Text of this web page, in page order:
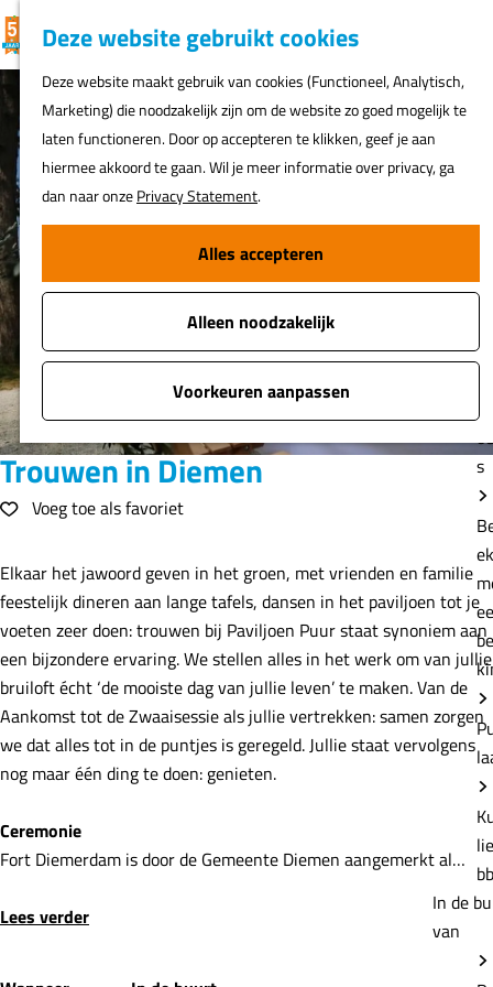
Deze website gebruikt cookies
Deze website maakt gebruik van cookies (Functioneel, Analytisch,
Marketing) die noodzakelijk zijn om de website zo goed mogelijk te
laten functioneren. Door op accepteren te klikken, geef je aan
hiermee akkoord te gaan. Wil je meer informatie over privacy, ga
dan naar onzePrivacy Statement.
Alles accepteren
Alleen noodzakelijk
Voorkeuren aanpassen
G
a
a
r
d
e
h
o
m
e
p
a
g
e
F
v
o
r
i
e
t
e
n
K
a
a
r
t
Z
e
k
e
n
MENU
s
In de
van
Trouwen in Diemen
Voeg toe als favorietVoeg toe als favoriet
Elkaar het jawoord geven in het groen, met vrienden en familie
feestelijk dineren aan lange tafels, dansen in het paviljoen tot je
voeten zeer doen: trouwen bij Paviljoen Puur staat synoniem aan
een bijzondere ervaring. We stellen alles in het werk om van jullie
bruiloft écht ‘de mooiste dag van jullie leven’ te maken. Van de
Aankomst tot de Zwaaisessie als jullie vertrekken: samen zorgen
we dat alles tot in de puntjes is geregeld. Jullie staat vervolgens
nog maar één ding te doen: genieten.
Ceremonie
Fort Diemerdam is door de Gemeente Diemen aangemerkt al…
Lees verder